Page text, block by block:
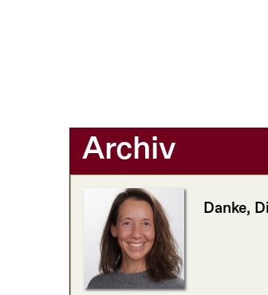
Archiv
Danke,